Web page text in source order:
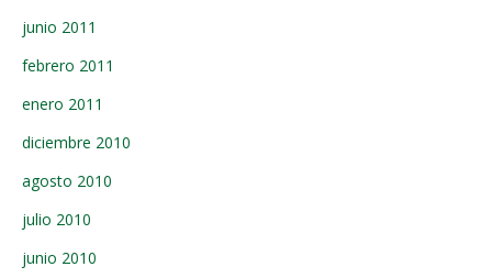
junio 2011
febrero 2011
enero 2011
diciembre 2010
agosto 2010
julio 2010
junio 2010